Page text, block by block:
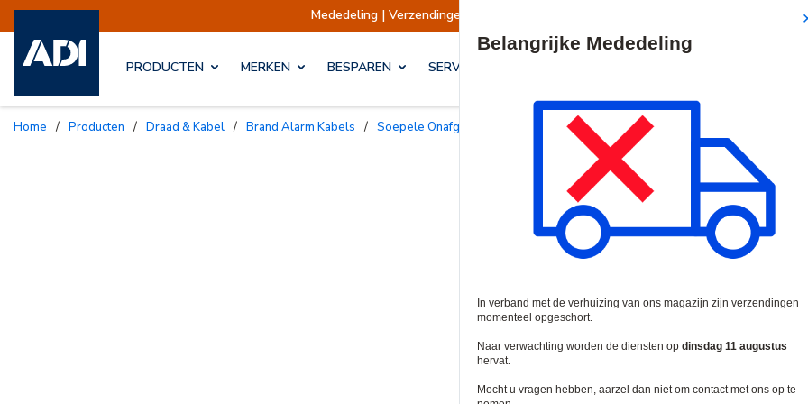
Mededeling | Verzendingen opgeschort Verzendingen worden op
PRODUCTEN MERKEN BESPAREN SERVICES & OPLOSSINGEN
Home / Producten / Draad & Kabel / Brand Alarm Kabels / Soepele Onafgeschermde Kabels